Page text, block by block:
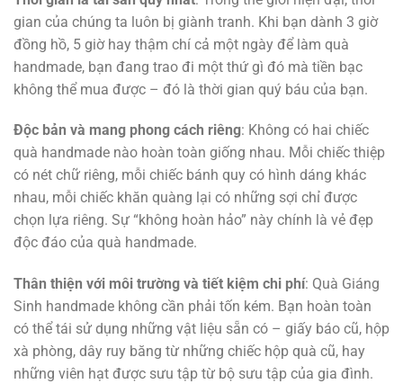
gian của chúng ta luôn bị giành tranh. Khi bạn dành 3 giờ
đồng hồ, 5 giờ hay thậm chí cả một ngày để làm quà
handmade, bạn đang trao đi một thứ gì đó mà tiền bạc
không thể mua được – đó là thời gian quý báu của bạn.
Độc bản và mang phong cách riêng: Không có hai chiếc
quà handmade nào hoàn toàn giống nhau. Mỗi chiếc thiệp
có nét chữ riêng, mỗi chiếc bánh quy có hình dáng khác
nhau, mỗi chiếc khăn quàng lại có những sợi chỉ được
chọn lựa riêng. Sự “không hoàn hảo” này chính là vẻ đẹp
độc đáo của quà handmade.
Thân thiện với môi trường và tiết kiệm chi phí: Quà Giáng
Sinh handmade không cần phải tốn kém. Bạn hoàn toàn
có thể tái sử dụng những vật liệu sẵn có – giấy báo cũ, hộp
xà phòng, dây ruy băng từ những chiếc hộp quà cũ, hay
những viên hạt được sưu tập từ bộ sưu tập của gia đình.